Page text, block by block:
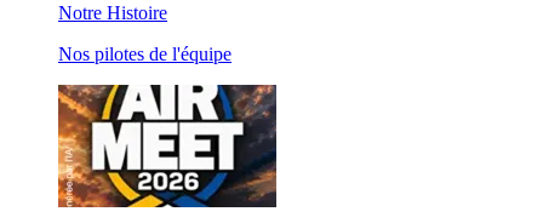
Notre Histoire
Nos pilotes de l'équipe